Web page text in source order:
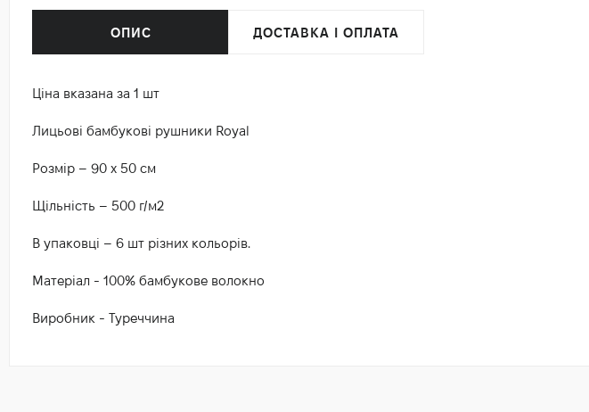
ОПИС ДОСТАВКА І ОПЛАТА
Ціна вказана за 1 шт
Лицьові бамбукові рушники Royal
Розмір – 90 х 50 см
Щільність – 500 г/м2
В упаковці – 6 шт різних кольорів.
Матеріал - 100% бамбукове волокно
Виробник - Туреччина